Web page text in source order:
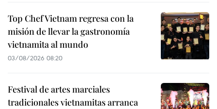
Top Chef Vietnam regresa con la
misión de llevar la gastronomía
vietnamita al mundo
03/08/2026 08:20
Festival de artes marciales
tradicionales vietnamitas arranca